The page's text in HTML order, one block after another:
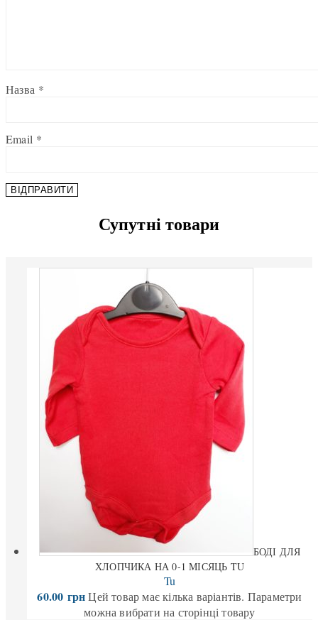
Назва *
Email *
Супутні товари
БОДІ ДЛЯ
ХЛОПЧИКА НА 0-1 МІСЯЦЬ TU
Tu
60.00 грн Цей товар має кілька варіантів. Параметри
можна вибрати на сторінці товару